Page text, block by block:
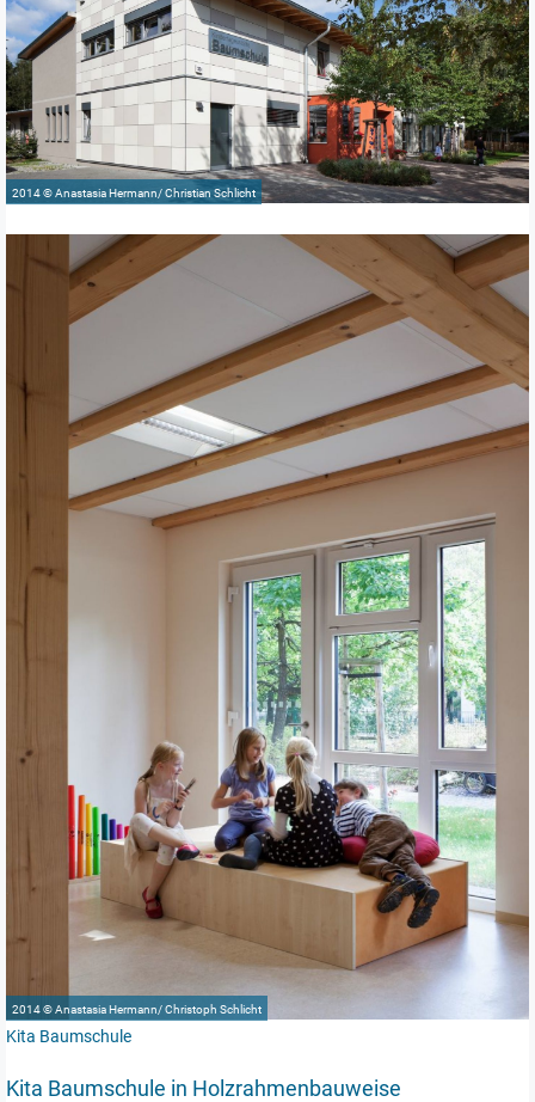
2014 © Anastasia Hermann/ Christian Schlicht
2014 © Anastasia Hermann/ Christoph Schlicht
Kita Baumschule
Kita Baumschule in Holzrahmenbauweise